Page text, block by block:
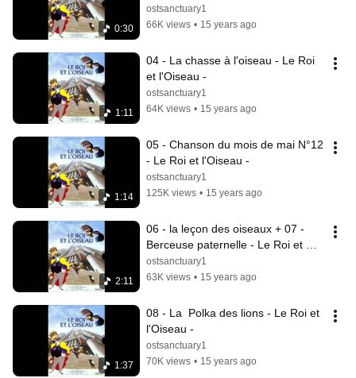
0:30
ostsanctuary1
66K views • 15 years ago
1:11
04 - La chasse à l'oiseau - Le Roi
et l'Oiseau -
ostsanctuary1
64K views • 15 years ago
1:14
05 - Chanson du mois de mai N°12
- Le Roi et l'Oiseau -
ostsanctuary1
125K views • 15 years ago
2:11
06 - la leçon des oiseaux + 07 -
Berceuse paternelle - Le Roi et
l'Oiseau -
ostsanctuary1
63K views • 15 years ago
1:37
08 - La  Polka des lions - Le Roi et
l'Oiseau -
ostsanctuary1
70K views • 15 years ago